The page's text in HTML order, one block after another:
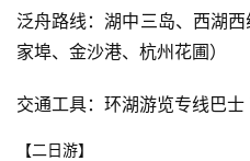
泛舟路线：湖中三岛、西湖
家埠、金沙港、杭州花圃）
交通工具：环湖游览专线巴
【二日游】